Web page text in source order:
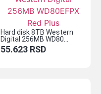
Hard disk 8TB Western
Digital 256MB WD80...
55.623 RSD